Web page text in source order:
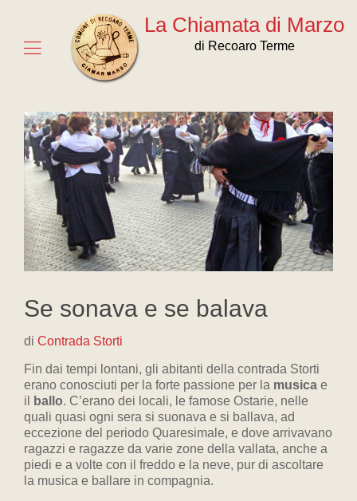
La Chiamata di Marzo
di Recoaro Terme
Se sonava e se balava
di Contrada Storti
Fin dai tempi lontani, gli abitanti della contrada Storti
erano conosciuti per la forte passione per la musica e
il
ballo. C’erano dei locali, le famose Ostarie, nelle
quali quasi ogni sera si suonava e si ballava, ad
eccezione del periodo Quaresimale, e dove arrivavano
ragazzi e ragazze da varie zone della vallata, anche a
piedi e a volte con il freddo e la neve, pur di ascoltare
la musica e ballare in compagnia.